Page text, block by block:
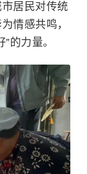
居民对传统
情感共鸣，
的力量。